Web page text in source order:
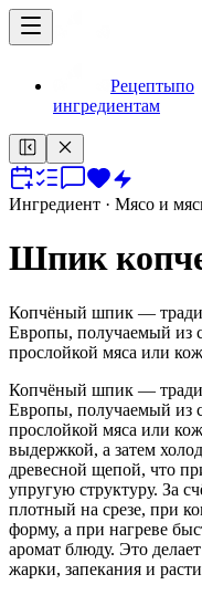
Рецептыпо
ингредиентам
Ингредиент · Мясо и
Шпик
Копчёный шпик —
Европы, получаемый из
прослойкой мяса или
Копчёный шпик —
Европы, получаемый из
прослойкой мяса или
выдержкой, а затем
древесной щепой, что
упругую структуру. За
плотный на срезе, при
форму, а при нагреве
аромат блюду. Это
жарки, запекания и